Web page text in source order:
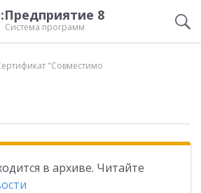
8
Система программ
"Совместимо
в архиве. Читайте